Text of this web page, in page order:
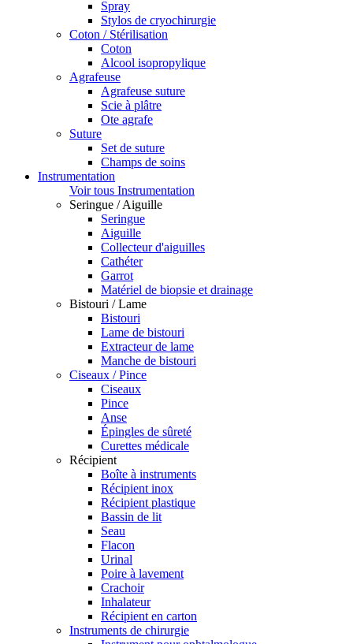
Spray
Stylos de cryochirurgie
Coton / Stérilisation
Coton
Alcool isopropylique
Agrafeuse
Agrafeuse suture
Scie à plâtre
Ote agrafe
Suture
Set de suture
Champs de soins
Instrumentation
Voir tous Instrumentation
Seringue / Aiguille
Seringue
Aiguille
Collecteur d'aiguilles
Cathéter
Garrot
Matériel de biopsie et drainage
Bistouri / Lame
Bistouri
Lame de bistouri
Extracteur de lame
Manche de bistouri
Ciseaux / Pince
Ciseaux
Pince
Anse
Épingles de sûreté
Curettes médicale
Récipient
Boîte à instruments
Récipient inox
Récipient plastique
Bassin de lit
Seau
Flacon
Urinal
Poire à lavement
Crachoir
Inhalateur
Récipient en carton
Instruments de chirurgie